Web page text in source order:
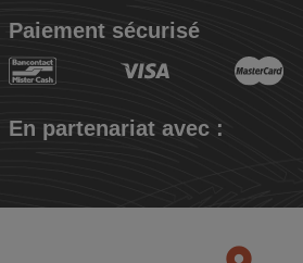
Paiement sécurisé
En partenariat avec :